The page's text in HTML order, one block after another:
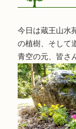
今日は蔵王山水
の植樹、そして
青空の元、皆さ